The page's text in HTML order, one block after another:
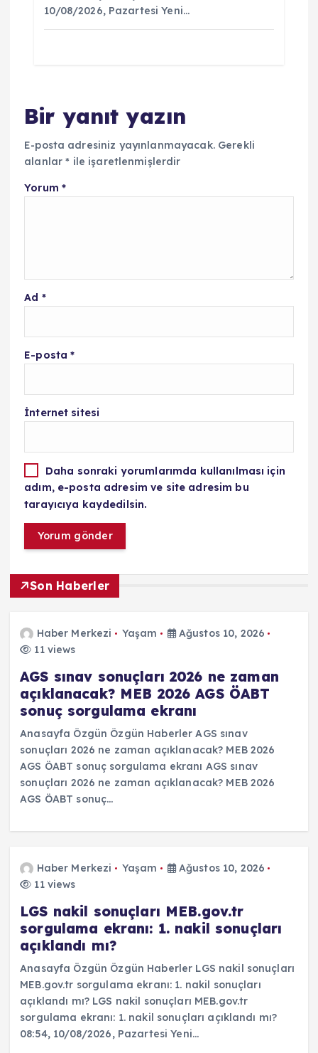
10/08/2026, Pazartesi Yeni…
Bir yanıt yazın
E-posta adresiniz yayınlanmayacak. Gerekli
alanlar* ile işaretlenmişlerdir
Yorum *
Ad *
E-posta*
İnternet sitesi
Daha sonraki yorumlarımda kullanılması için
adım, e-posta adresim ve site adresim bu
tarayıcıya kaydedilsin.
Son Haberler
Haber Merkezi Yaşam
Ağustos 10, 2026
11 views
AGS sınav sonuçları 2026 ne zaman
açıklanacak? MEB 2026 AGS ÖABT
sonuç sorgulama ekranı
Anasayfa Özgün Özgün Haberler AGS sınav
sonuçları 2026 ne zaman açıklanacak? MEB 2026
AGS ÖABT sonuç sorgulama ekranı AGS sınav
sonuçları 2026 ne zaman açıklanacak? MEB 2026
AGS ÖABT sonuç…
Haber Merkezi Yaşam
Ağustos 10, 2026
11 views
LGS nakil sonuçları MEB.gov.tr
sorgulama ekranı: 1. nakil sonuçları
açıklandı mı?
Anasayfa Özgün Özgün Haberler LGS nakil sonuçları
MEB.gov.tr sorgulama ekranı: 1. nakil sonuçları
açıklandı mı? LGS nakil sonuçları MEB.gov.tr
sorgulama ekranı: 1. nakil sonuçları açıklandı mı?
08:54, 10/08/2026, Pazartesi Yeni…